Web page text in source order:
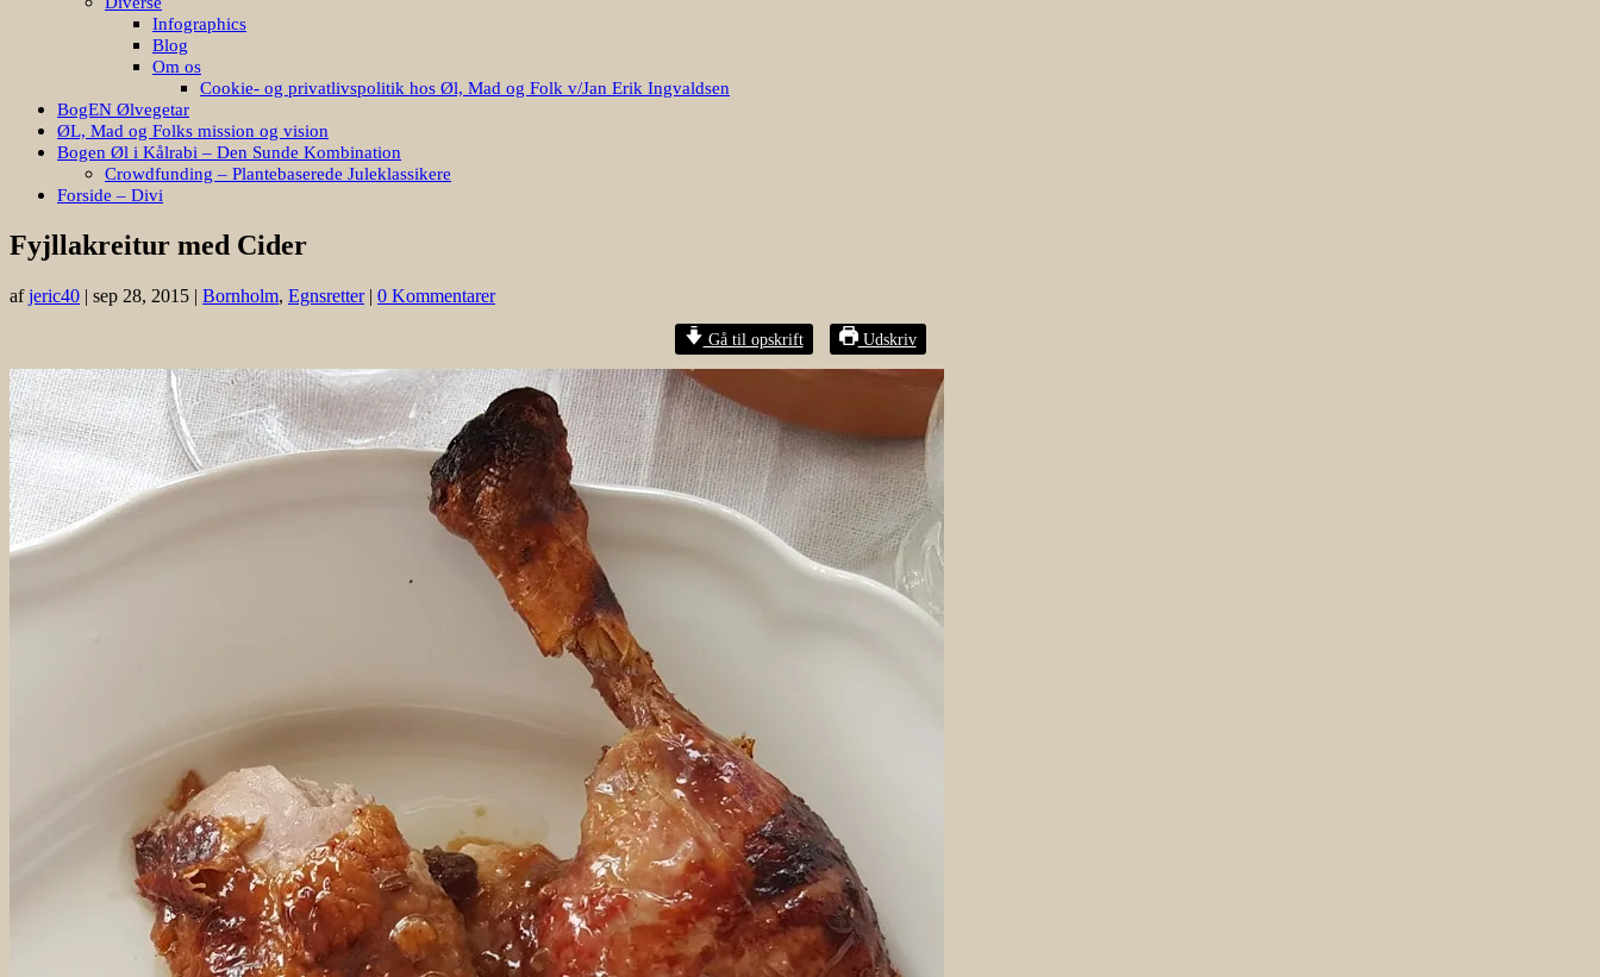
Infographics
Blog
Om os
Cookie- og privatlivspolitik hos Øl, Mad og Folk v/Jan Erik Ingvaldsen
BogEN Ølvegetar
ØL, Mad og Folks mission og vision
Bogen Øl i Kålrabi – Den Sunde Kombination
Crowdfunding – Plantebaserede Juleklassikere
Forside – Divi
Fyjllakreitur med Cider
afjeric40 | sep 28, 2015 | Bornholm, Egnsretter| 0 Kommentarer
Gå til opskrift Udskriv